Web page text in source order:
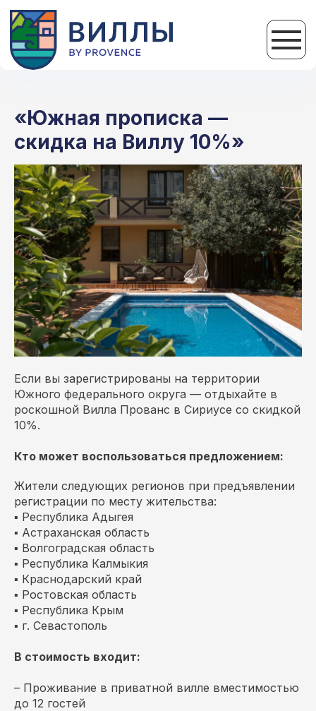
«Южная прописка —
скидка на Виллу 10%»
Если вы зарегистрированы на территории
Южного федерального округа — отдыхайте в
роскошной Вилла Прованс в Сириусе со скидкой
10%.
Кто может воспользоваться предложением:
Жители следующих регионов при предъявлении
регистрации по месту жительства:
▪ Республика Адыгея
▪ Астраханская область
▪ Волгоградская область
▪ Республика Калмыкия
▪ Краснодарский край
▪ Ростовская область
▪ Республика Крым
▪ г. Севастополь
В стоимость входит:
– Проживание в приватной вилле вместимостью
до 12 гостей